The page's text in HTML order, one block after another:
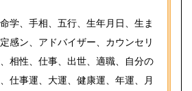
学、手相、五行、生年月日、生ま
感ン、アドバイザー、カウンセリ
相性、仕事、出世、適職、自分の
仕事運、大運、健康運、年運、月